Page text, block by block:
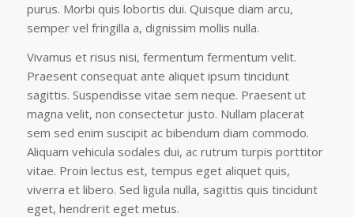
purus. Morbi quis lobortis dui. Quisque diam arcu,
semper vel fringilla a, dignissim mollis nulla.
Vivamus et risus nisi, fermentum fermentum velit.
Praesent consequat ante aliquet ipsum tincidunt
sagittis. Suspendisse vitae sem neque. Praesent ut
magna velit, non consectetur justo. Nullam placerat
sem sed enim suscipit ac bibendum diam commodo.
Aliquam vehicula sodales dui, ac rutrum turpis porttitor
vitae. Proin lectus est, tempus eget aliquet quis,
viverra et libero. Sed ligula nulla, sagittis quis tincidunt
eget, hendrerit eget metus.